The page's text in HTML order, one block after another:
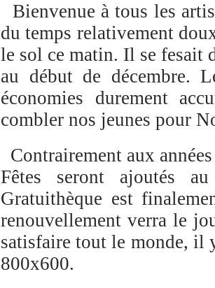
Bienvenue à tous les
du temps relativement
le sol ce matin. Il se fesait
au début de décembre.
économies durement
combler nos jeunes pour
Contrairement aux
Fêtes seront ajoutés
Gratuithèque est
renouvellement verra le
satisfaire tout le monde, il
800x600.